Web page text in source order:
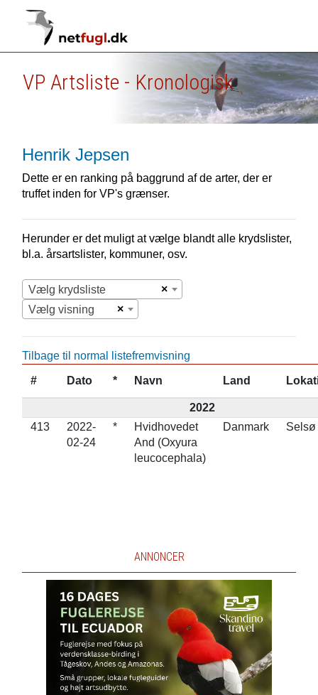
VP Artsliste - Kronologisk
Henrik Jepsen
Dette er en ranking på baggrund af de arter, der er
truffet inden for VP's grænser.
Herunder er det muligt at vælge blandt alle krydslister,
bl.a. årsartslister, kommuner, osv.
×
Vælg krydsliste
×
Vælg visning
Tilbage til normal listefremvisning
# Dato * Navn Land
2022
413
2022-
02-24
*
Hvidhovedet
And (Oxyura
leucocephala)
Danmark Selsø
ANNONCER